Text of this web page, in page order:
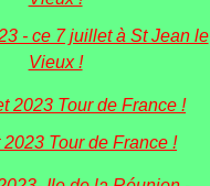
- ce 7 juillet à St Jean le
Vieux !
2023 Tour de France !